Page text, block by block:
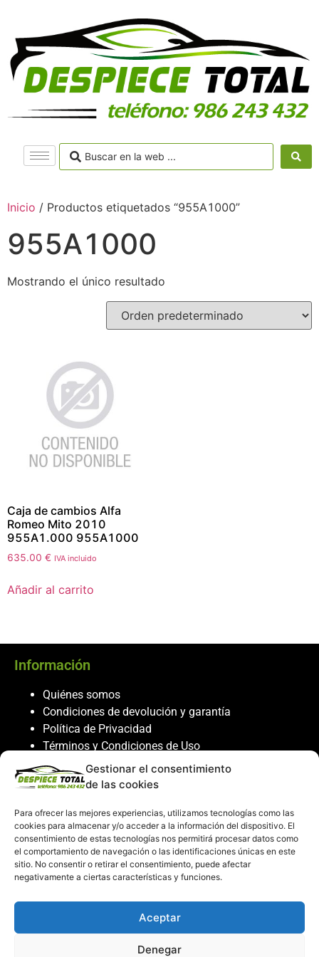
Gestionar el consentimiento
de las cookies
Para ofrecer las mejores experiencias, utilizamos tecnologías como las
cookies para almacenar y/o acceder a la información del dispositivo. El
consentimiento de estas tecnologías nos permitirá procesar datos como
el comportamiento de navegación o las identificaciones únicas en este
sitio. No consentir o retirar el consentimiento, puede afectar
negativamente a ciertas características y funciones.
Aceptar
Denegar
Inicio / Productos etiquetados “955A1000”
955A1000
Mostrando el único resultado
Caja de cambios Alfa
Romeo Mito 2010
955A1.000 955A1000
635.00 € IVA incluido
Añadir al carrito
Información
Quiénes somos
Condiciones de devolución y garantía
Política de Privacidad
Términos y Condiciones de Uso
Política de Cookies
Servicio al cliente
Contacto
986 243 432
608 867 074
recambiosdespiecetotal@gmail.com
Mi cuenta
Mi Cuenta